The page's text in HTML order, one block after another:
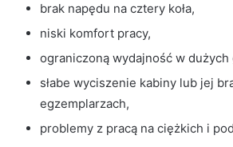
brak napędu na cztery koła,
niski komfort pracy,
ograniczoną wydajność w
słabe wyciszenie kabiny lub jej
egzemplarzach,
problemy z pracą na ciężkich i